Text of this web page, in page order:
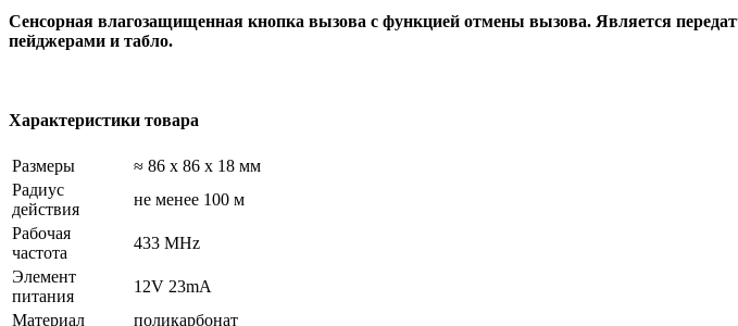
Сенсорная влагозащищенная кнопка вызова с функцией отмены вызова. Является
пейджерами и табло.
Характеристики товара
Размеры
≈ 86 x 86 x 18 мм
Радиус
действия
не менее 100 м
Рабочая
частота
433 MHz
Элемент
питания
12V 23mA
Материал
поликарбонат